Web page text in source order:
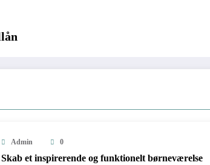
Admin 0
Skab et inspirerende og funktionelt børneværelse